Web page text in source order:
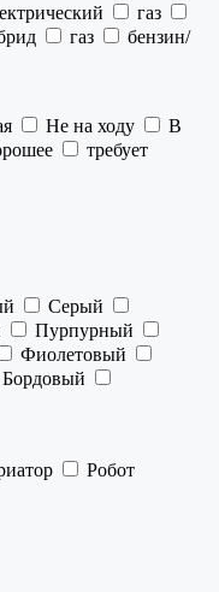
газ
газ
бензин/
Не на ходу
В
требует
Серый
Пурпурный
Фиолетовый
Бордовый
Робот